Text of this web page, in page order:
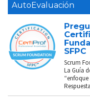
AutoEvaluación
SFPC
Scrum
La Guía